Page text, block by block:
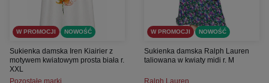
W PROMOCJI NOWOŚĆ
Sukienka damska Iren Kiairier z
motywem kwiatowym prosta biała r.
XXL
Pozostałe marki
W PROMOCJI NOWOŚĆ
Sukienka damska Ralph Lauren
taliowana w kwiaty midi r. M
Ralph Lauren